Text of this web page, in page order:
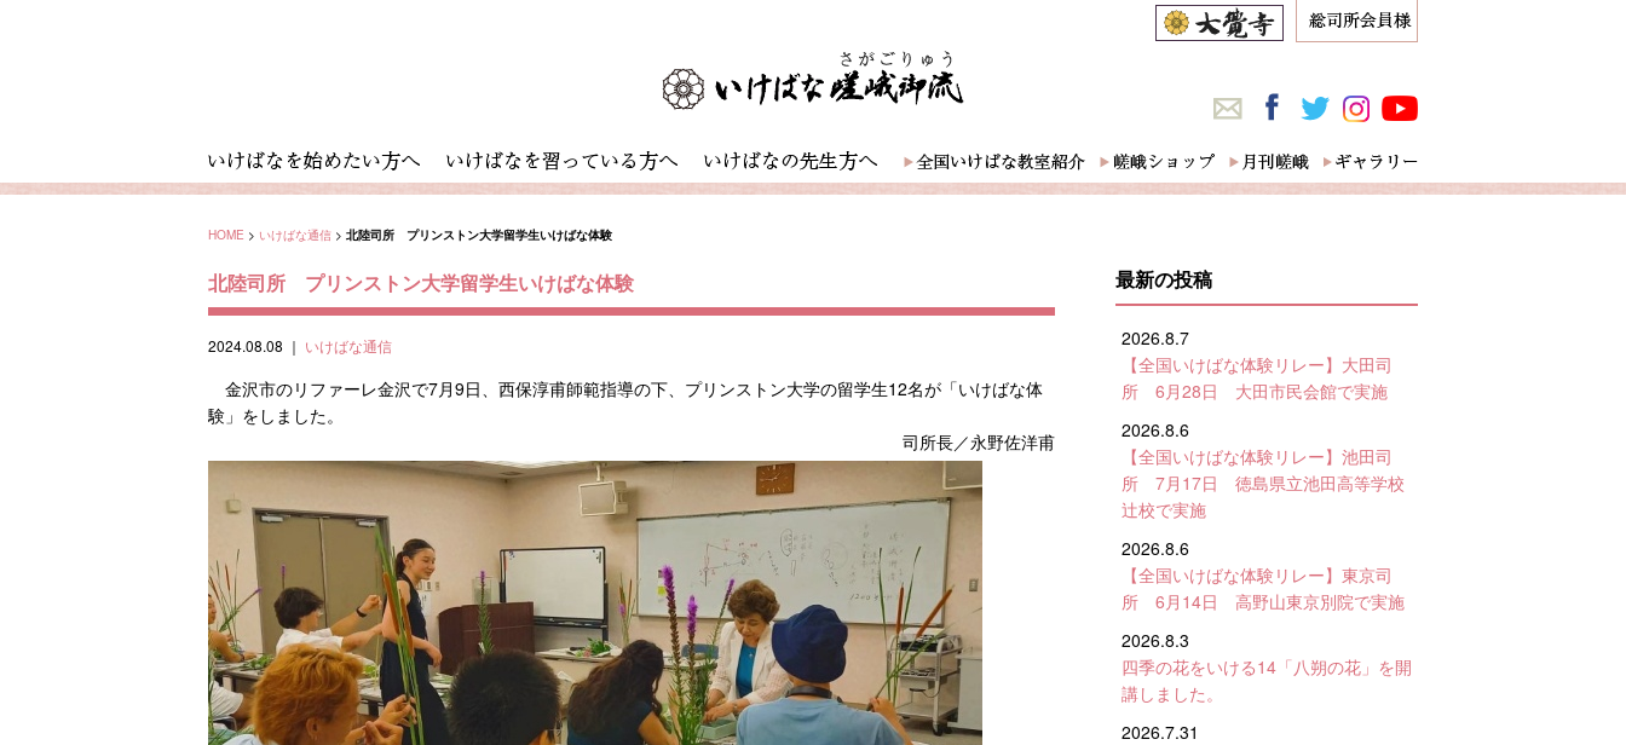
HOME > いけばな通信 > 北陸司所 プリンストン大学留学生いけばな体験
北陸司所 プリンストン大学留学生いけばな体験
2024.08.08 ｜ いけばな通信
金沢市のリファーレ金沢で7月9日、西保淳甫師範指導の下、プリンストン大学の留学生12名が「いけばな体
験」をしました。
司所長／永野佐洋甫
最新の投稿
2026.8.7
【全国いけばな体験リレー】大田司
所 6月28日 大田市民会館で実施
2026.8.6
【全国いけばな体験リレー】池田司
所 7月17日 徳島県立池田高等学校
辻校で実施
2026.8.6
【全国いけばな体験リレー】東京司
所 6月14日 高野山東京別院で実施
2026.8.3
四季の花をいける14「八朔の花」を開
講しました。
2026.7.31